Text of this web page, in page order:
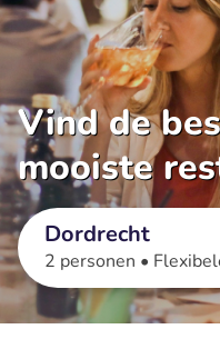
Vind de
mooiste
Dordrecht
2 personen •